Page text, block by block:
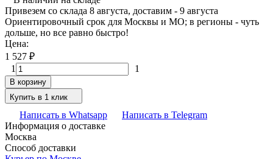
Привезем со склада 8 августа, доставим - 9 августа
Ориентировочный срок для Москвы и МО; в регионы - чуть
дольше, но все равно быстро!
Цена:
1 527 ₽
1
1
В корзину
Купить в 1 клик
Написать в Whatsapp
Написать в Telegram
Информация о доставке
Москва
Способ доставки